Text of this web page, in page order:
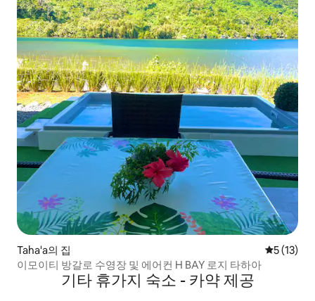
Taha'a의 집 평점 5점
5 (13)
이모이티 방갈로 수영장 및 에어컨 H BAY 로지 타하아
기타 휴가지 숙소 - 카약 제공